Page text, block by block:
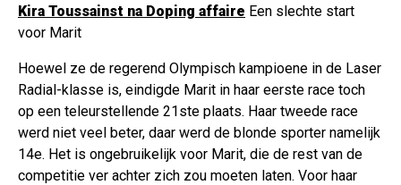
Kira Toussainst na Doping affaire Een slechte start
voor Marit
Hoewel ze de regerend Olympisch kampioene in de Laser
Radial-klasse is, eindigde Marit in haar eerste race toch
op een teleurstellende 21ste plaats. Haar tweede race
werd niet veel beter, daar werd de blonde sporter namelijk
14e. Het is ongebruikelijk voor Marit, die de rest van de
competitie ver achter zich zou moeten laten. Voor haar